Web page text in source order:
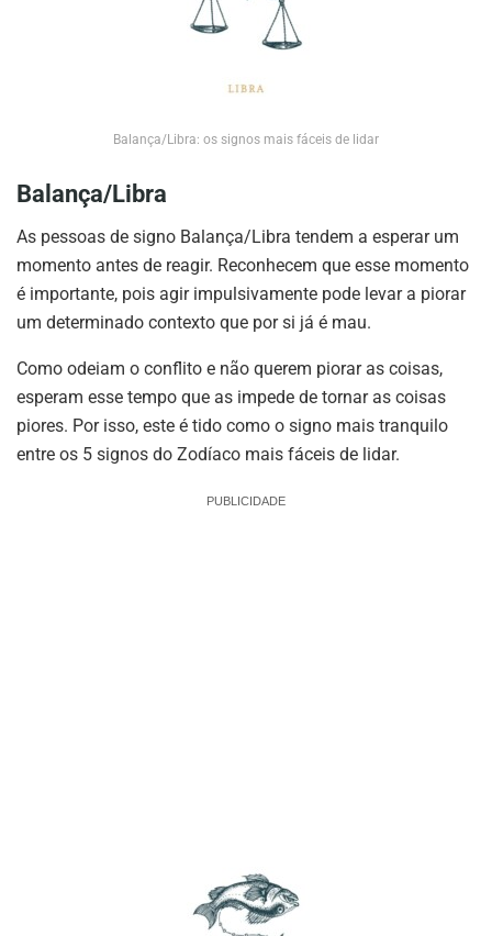
Balança/Libra: os signos mais fáceis de lidar
Balança/Libra
As pessoas de signo Balança/Libra tendem a esperar um
momento antes de reagir. Reconhecem que esse momento
é importante, pois agir impulsivamente pode levar a piorar
um determinado contexto que por si já é mau.
Como odeiam o conflito e não querem piorar as coisas,
esperam esse tempo que as impede de tornar as coisas
piores. Por isso, este é tido como o signo mais tranquilo
entre os 5 signos do Zodíaco mais fáceis de lidar.
PUBLICIDADE